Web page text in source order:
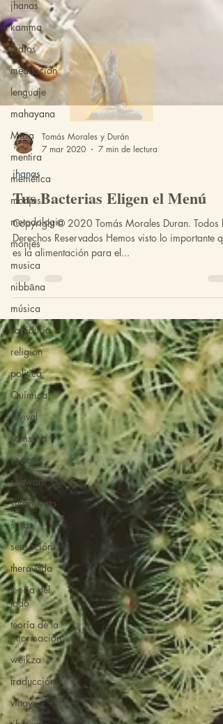
jhanas
kamma
judios
meditación
lenguaje
mahayana
Māra
mentira
memética
monjas
metodologia
monjes
musica
nibbāna
música
sabiduría
religion
política
Química
revival
samsara
sectas
software
sufrimiento
suttas
sensación
theravada
teoria del
todo
teoría de la
información
weikza
traducción
vinaya
7 mar 2020
jhanas
Tus Bacterias Eligen el Menú
Copyright © 2020 Tomás Morales Duran. Todos
Derechos Reservados Hemos visto lo importante
es la alimentación para el...